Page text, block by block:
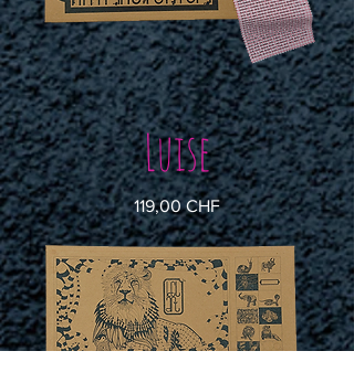
Luise
Preis
119,00 CHF